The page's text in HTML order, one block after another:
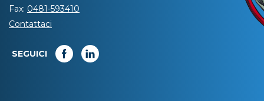
Fax: 0481-593410
Contattaci
SEGUICI